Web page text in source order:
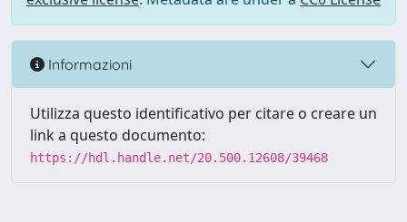
Informazioni
Utilizza questo identificativo per citare o creare un
link a questo documento:
https://hdl.handle.net/20.500.12608/39468